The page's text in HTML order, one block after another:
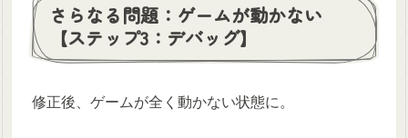
さらなる問題：ゲームが動かない
【ステップ3：デバッグ】
修正後、ゲームが全く動かない状態に。